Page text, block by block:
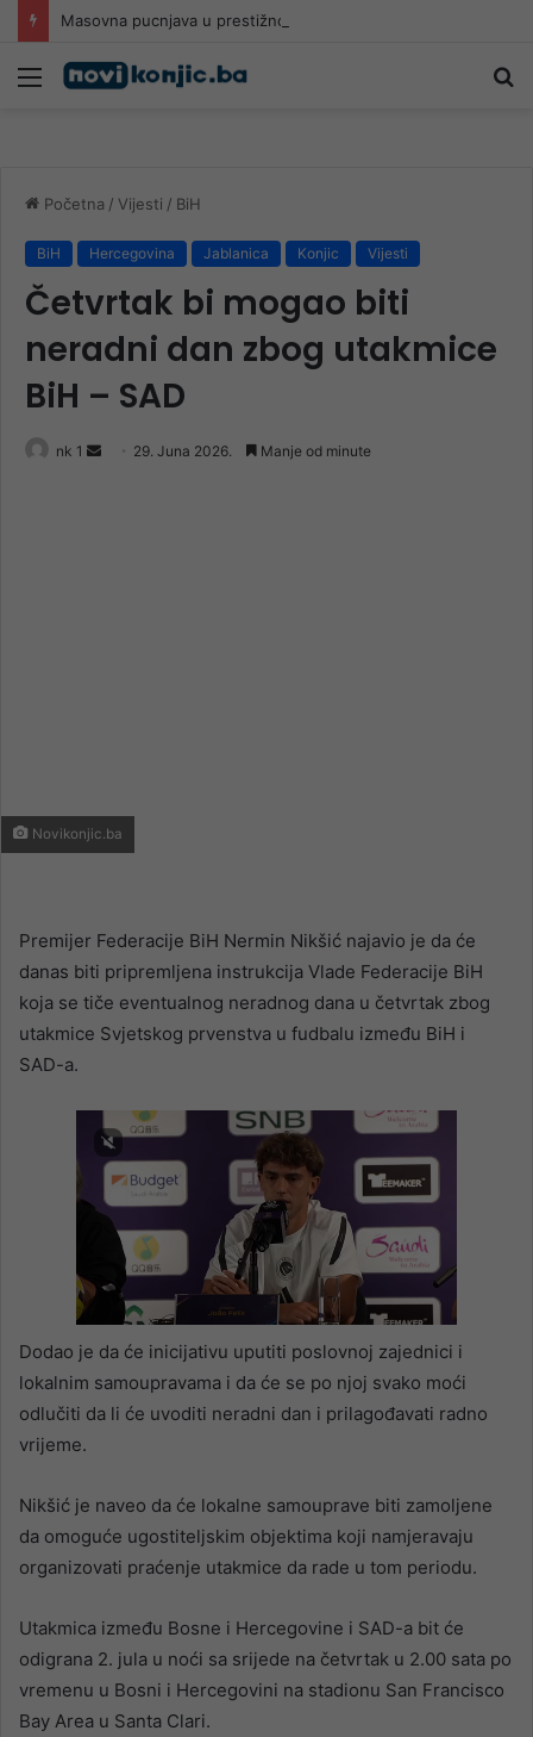
Meni
Početna / Vijesti / BiH
BiH Hercegovina Jablanica Konjic Vijesti
Četvrtak bi mogao biti
neradni dan zbog utakmice
BiH – SAD
nk 1
Send 29. Juna 2026. Manje od minute
Novikonjic.ba
Premijer Federacije BiH Nermin Nikšić najavio je da će
danas biti pripremljena instrukcija Vlade Federacije BiH
koja se tiče eventualnog neradnog dana u četvrtak zbog
utakmice Svjetskog prvenstva u fudbalu između BiH i
SAD-a.
Dodao je da će inicijativu uputiti poslovnoj zajednici i
lokalnim samoupravama i da će se po njoj svako moći
odlučiti da li će uvoditi neradni dan i prilagođavati radno
vrijeme.
Nikšić je naveo da će lokalne samouprave biti zamoljene
da omoguće ugostiteljskim objektima koji namjeravaju
organizovati praćenje utakmice da rade u tom periodu.
Utakmica između Bosne i Hercegovine i SAD-a bit će
odigrana 2. jula u noći sa srijede na četvrtak u 2.00 sata po
vremenu u Bosni i Hercegovini na stadionu San Francisco
Bay Area u Santa Clari.